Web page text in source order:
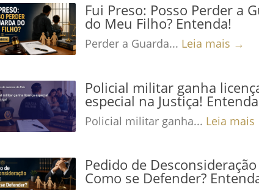
Fui Preso: Posso Perder a
do Meu Filho? Entenda!
Perder a Guarda... Leia mais →
Policial militar ganha
especial na Justiça! Entenda
Policial militar ganha... Leia
Pedido de Desconsideração
Como se Defender?